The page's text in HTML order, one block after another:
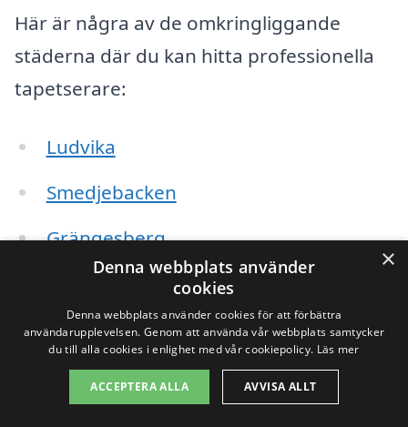
Här är några av de omkringliggande
städerna där du kan hitta professionella
tapetserare:
Ludvika
Smedjebacken
Grängesberg
Falun
Leksand
×
Denna webbplats använder
cookies
Denna webbplats använder cookies för att förbättra
användarupplevelsen. Genom att använda vår webbplats samtycker
du till alla cookies i enlighet med vår cookiepolicy. Läs mer
ACCEPTERA ALLA AVVISA ALLT